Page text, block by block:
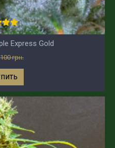
Express Gold
100 грн.